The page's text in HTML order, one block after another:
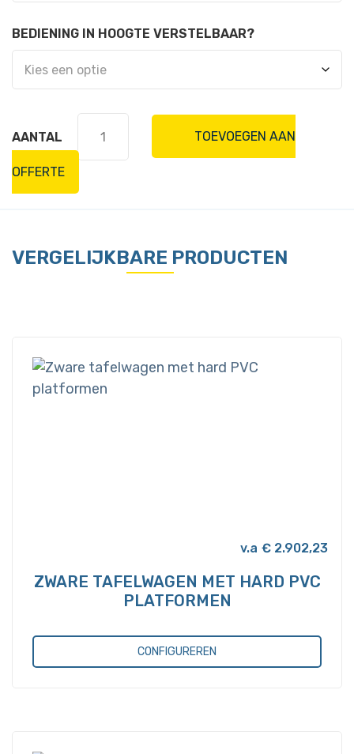
BEDIENING IN HOOGTE VERSTELBAAR?
tafelwagen
aantal
TOEVOEGEN AAN
OFFERTE
VERGELIJKBARE PRODUCTEN
ZWARE TAFELWAGEN MET HARD PVC
PLATFORMEN
€ 2.902,23
CONFIGUREREN
Dit